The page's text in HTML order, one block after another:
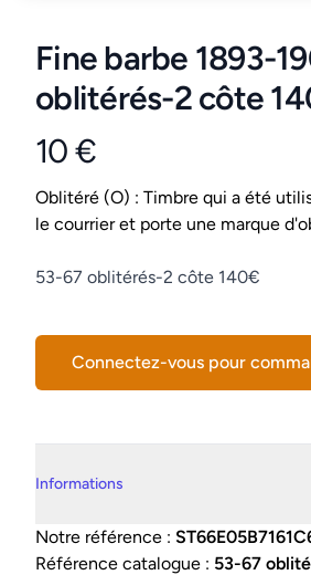
Fine barbe 1893-
oblitérés-2 côte
Product information
10 €
Conditions
Oblitéré (O) : Timbre qui a été
le courrier et porte une marque
Description
53-67 oblitérés-2 côte 140€
Connectez-vous pour
Informations
Notre référence :
Référence catalogue : 53-67